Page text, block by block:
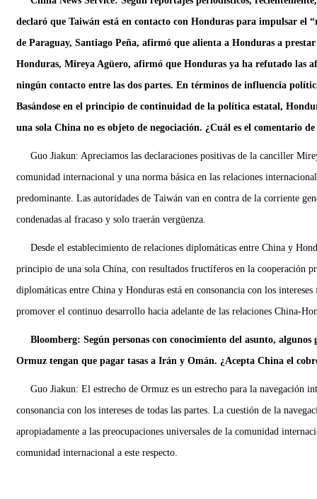
declaró que Taiwán está en contacto con Honduras para impulsar el
de Paraguay, Santiago Peña, afirmó que alienta a Honduras a
Honduras, Mireya Agüero, afirmó que Honduras ya ha refutado las
ningún contacto entre las dos partes. En términos de influencia
Basándose en el principio de continuidad de la política estatal,
una sola China no es objeto de negociación. ¿Cuál es el comentario
Guo Jiakun: Apreciamos las declaraciones positivas de la canciller
comunidad internacional y una norma básica en las relaciones
predominante. Las autoridades de Taiwán van en contra de la corriente
condenadas al fracaso y solo traerán vergüenza.
Desde el establecimiento de relaciones diplomáticas entre China y
principio de una sola China, con resultados fructíferos en la cooperación
diplomáticas entre China y Honduras está en consonancia con los
promover el continuo desarrollo hacia adelante de las relaciones China-
Bloomberg: Según personas con conocimiento del asunto,
Ormuz tengan que pagar tasas a Irán y Omán. ¿Acepta China el
Guo Jiakun: El estrecho de Ormuz es un estrecho para la navegación
consonancia con los intereses de todas las partes. La cuestión de la
apropiadamente a las preocupaciones universales de la comunidad
comunidad internacional a este respecto.